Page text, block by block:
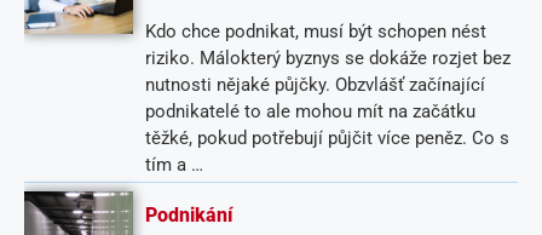
Kdo chce podnikat, musí být schopen nést
riziko. Málokterý byznys se dokáže rozjet bez
nutnosti nějaké půjčky. Obzvlášť začínající
podnikatelé to ale mohou mít na začátku
těžké, pokud potřebují půjčit více peněz. Co s
tím a …
Podnikání